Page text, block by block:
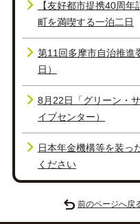
【友好都市提携40周
町を満喫する一泊二日
第11回多摩市自治推
日）
8月22日「グリーン・
イブセンター）
日本年金機構等を装っ
ください
前のページへ戻